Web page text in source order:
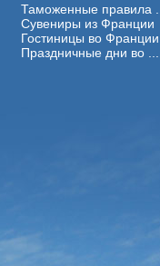
Таможенные правила ...
Сувениры из Франции
Гостиницы во Франции
Праздничные дни во ...